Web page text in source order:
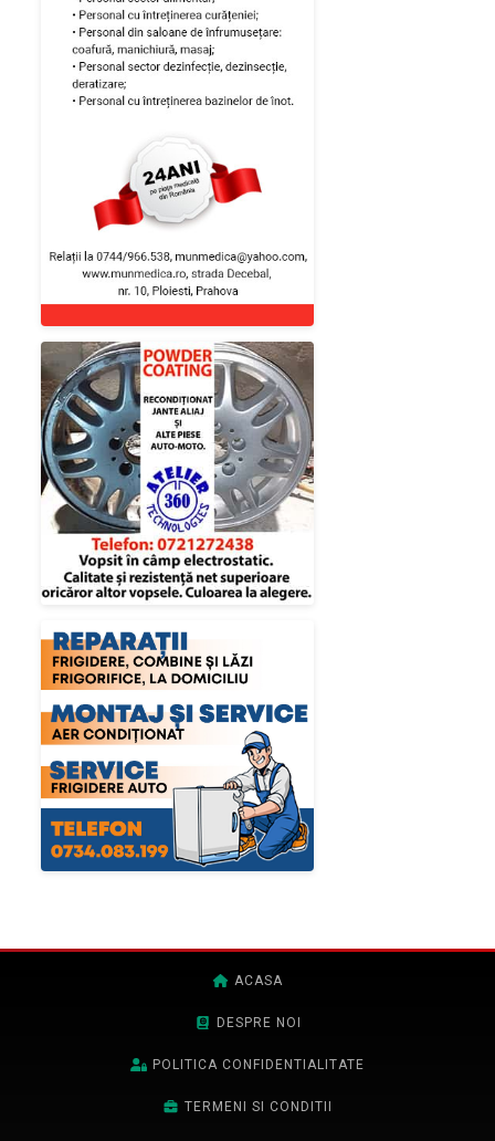
ACASA
DESPRE NOI
POLITICA CONFIDENTIALITATE
TERMENI SI CONDITII